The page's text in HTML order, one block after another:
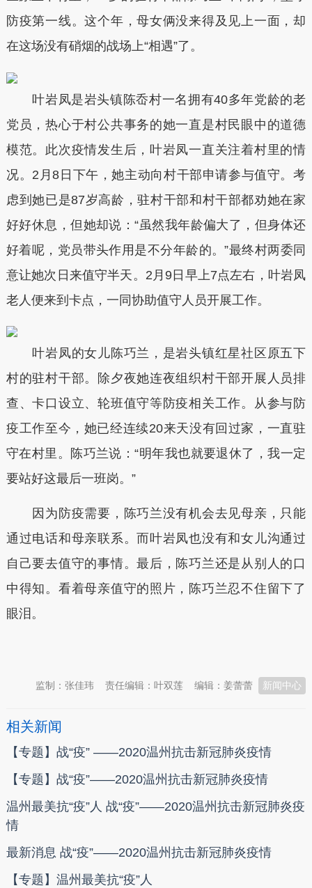
防疫第一线。这个年，母女俩没来得及见上一面，却
在这场没有硝烟的战场上“相遇”了。
叶岩凤是岩头镇陈岙村一名拥有40多年党龄的老
党员，热心于村公共事务的她一直是村民眼中的道德
模范。此次疫情发生后，叶岩凤一直关注着村里的情
况。2月8日下午，她主动向村干部申请参与值守。考
虑到她已是87岁高龄，驻村干部和村干部都劝她在家
好好休息，但她却说：“虽然我年龄偏大了，但身体还
好着呢，党员带头作用是不分年龄的。”最终村两委同
意让她次日来值守半天。2月9日早上7点左右，叶岩凤
老人便来到卡点，一同协助值守人员开展工作。
叶岩凤的女儿陈巧兰，是岩头镇红星社区原五下
村的驻村干部。除夕夜她连夜组织村干部开展人员排
查、卡口设立、轮班值守等防疫相关工作。从参与防
疫工作至今，她已经连续20来天没有回过家，一直驻
守在村里。陈巧兰说：“明年我也就要退休了，我一定
要站好这最后一班岗。”
因为防疫需要，陈巧兰没有机会去见母亲，只能
通过电话和母亲联系。而叶岩凤也没有和女儿沟通过
自己要去值守的事情。最后，陈巧兰还是从别人的口
中得知。看着母亲值守的照片，陈巧兰忍不住留下了
眼泪。
新闻中心
编辑：姜蕾蕾
责任编辑：叶双莲
监制：张佳玮
相关新闻
【专题】战“疫” ——2020温州抗击新冠肺炎疫情
【专题】战“疫”——2020温州抗击新冠肺炎疫情
温州最美抗“疫”人 战“疫”——2020温州抗击新冠肺炎疫
情
最新消息 战“疫”——2020温州抗击新冠肺炎疫情
【专题】温州最美抗“疫”人